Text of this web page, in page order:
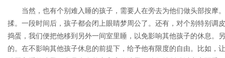
当然，也有个别难入睡的孩子，需要人在旁去为他们做头部按摩
揉。一段时间后，孩子都会闭上眼睛梦周公了。还有，对个别特别调
捣蛋，我们便把他移到另外一间室里睡，以免影响其他孩子的休息。
的。在不影响其他孩子休息的前提下，给予他有限度的自由。比如，